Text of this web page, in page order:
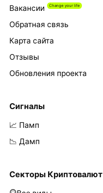
Вакансии
Обратная связь
Карта сайта
Отзывы
Обновления проекта
Сигналы
📈 Памп
📉 Дамп
Секторы Криптовалют